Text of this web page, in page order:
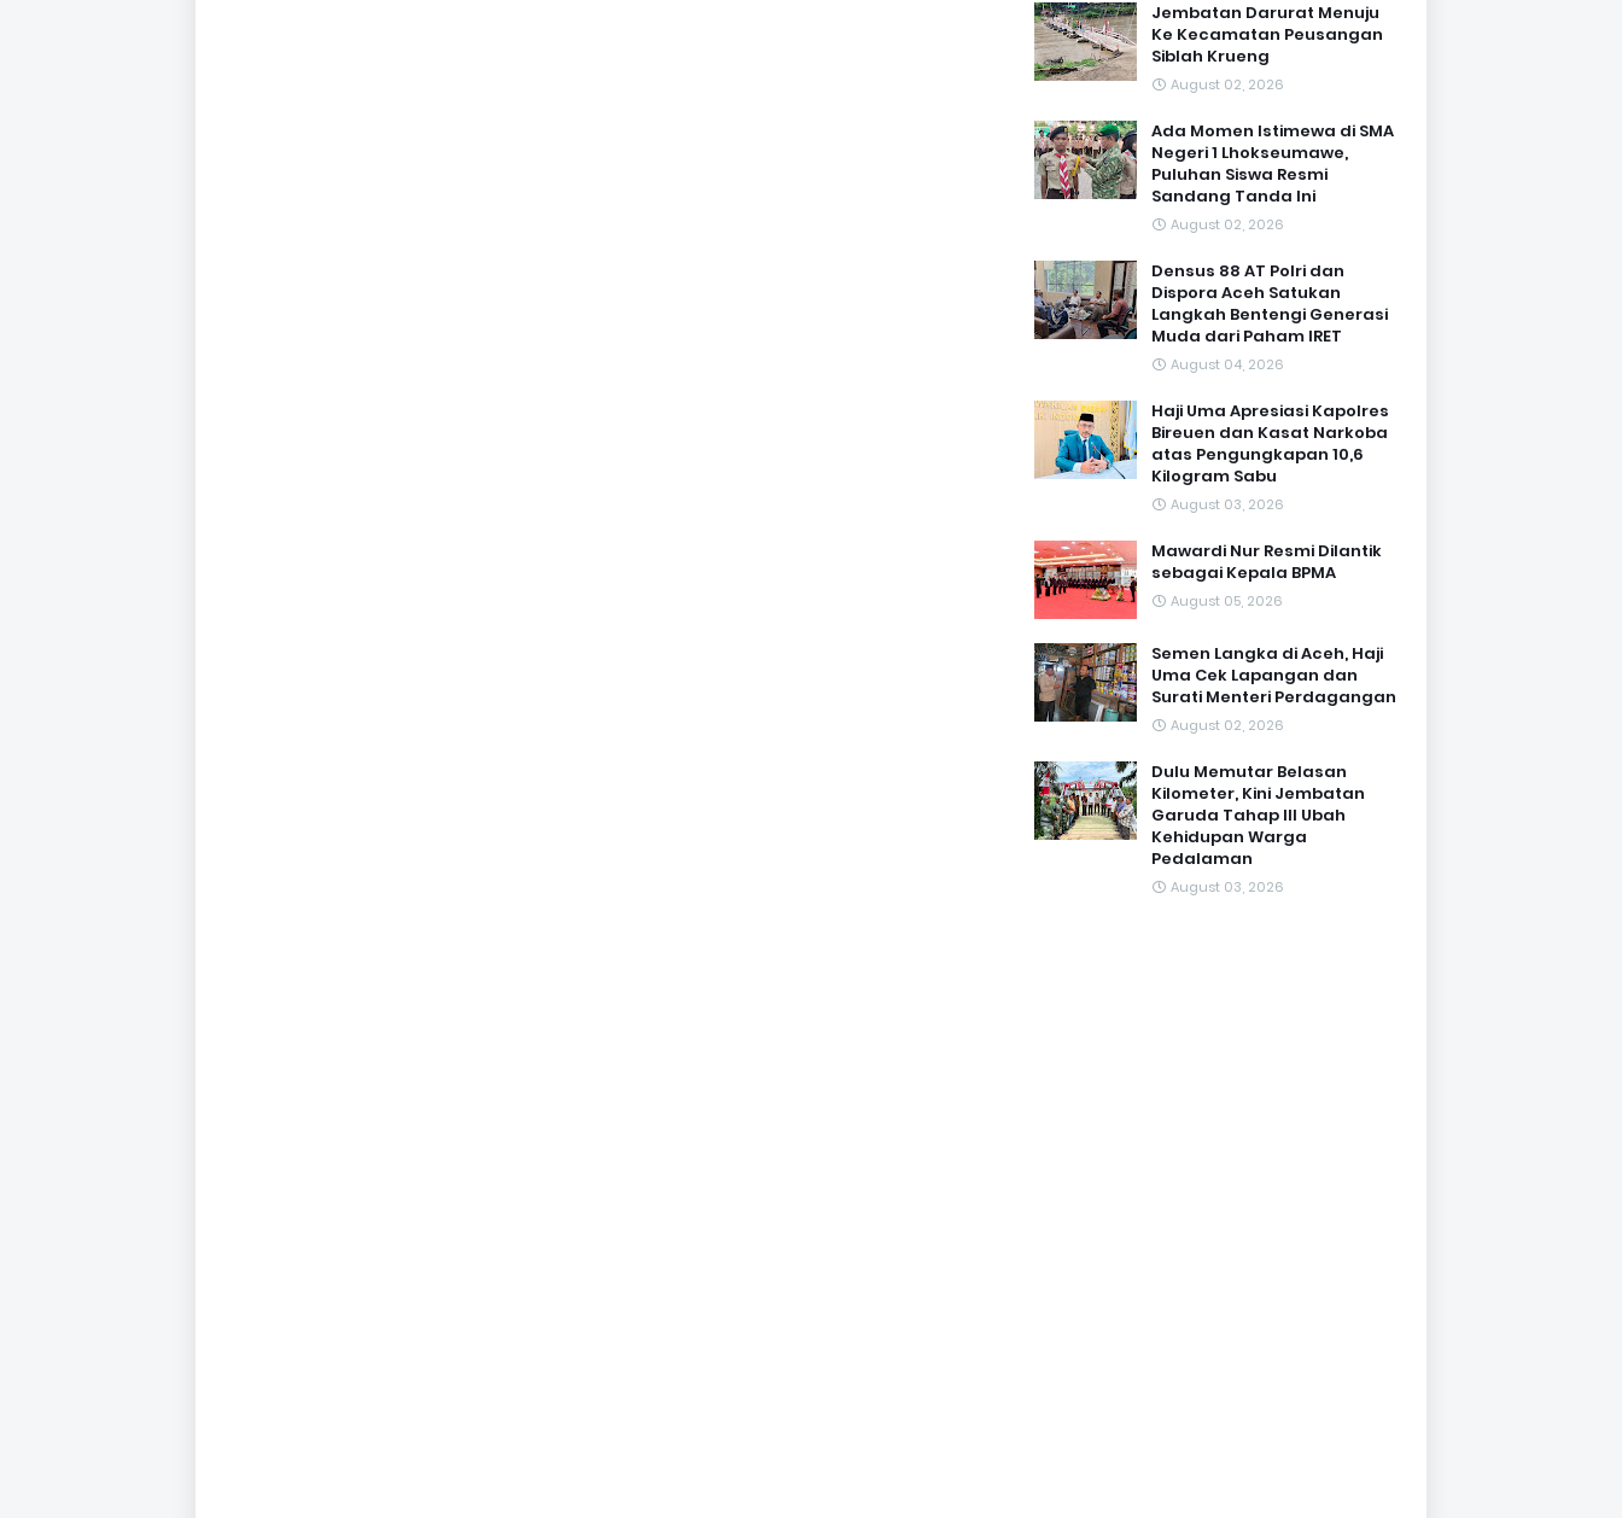
Jembatan Darurat Menuju
Ke Kecamatan Peusangan
Siblah Krueng
August 02, 2026
Ada Momen Istimewa di SMA
Negeri 1 Lhokseumawe,
Puluhan Siswa Resmi
Sandang Tanda Ini
August 02, 2026
Densus 88 AT Polri dan
Dispora Aceh Satukan
Langkah Bentengi Generasi
Muda dari Paham IRET
August 04, 2026
Haji Uma Apresiasi Kapolres
Bireuen dan Kasat Narkoba
atas Pengungkapan 10,6
Kilogram Sabu
August 03, 2026
Mawardi Nur Resmi Dilantik
sebagai Kepala BPMA
August 05, 2026
Semen Langka di Aceh, Haji
Uma Cek Lapangan dan
Surati Menteri Perdagangan
August 02, 2026
Dulu Memutar Belasan
Kilometer, Kini Jembatan
Garuda Tahap III Ubah
Kehidupan Warga
Pedalaman ‎
August 03, 2026